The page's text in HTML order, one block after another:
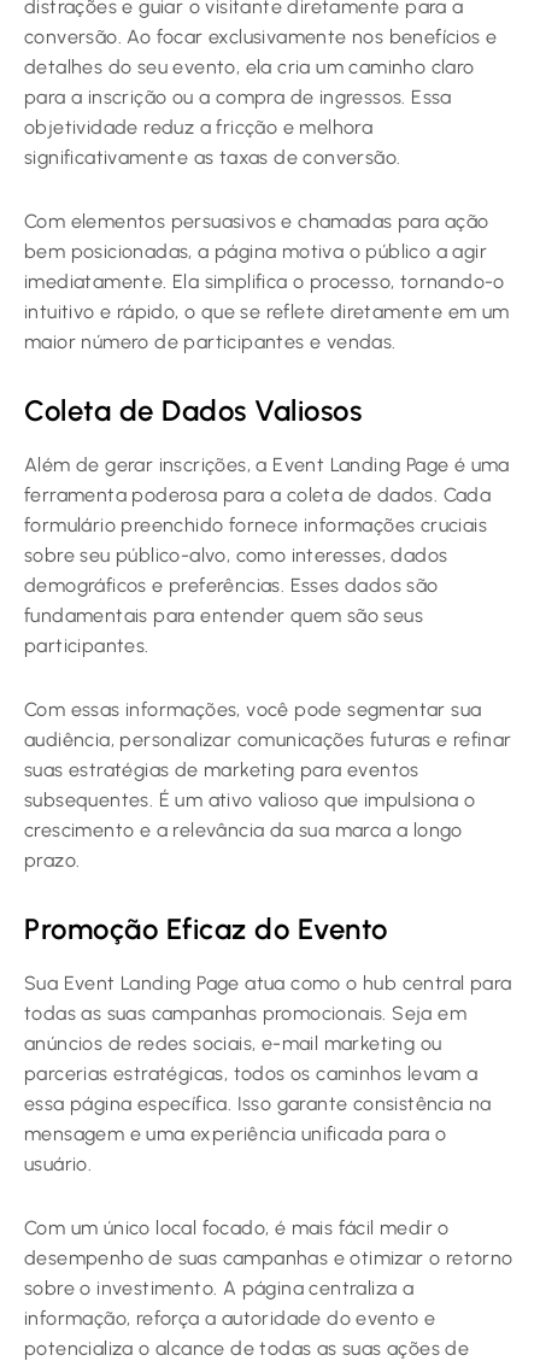
distrações e guiar o visitante diretamente para a
conversão. Ao focar exclusivamente nos benefícios e
detalhes do seu evento, ela cria um caminho claro
para a inscrição ou a compra de ingressos. Essa
objetividade reduz a fricção e melhora
significativamente as taxas de conversão.
Com elementos persuasivos e chamadas para ação
bem posicionadas, a página motiva o público a agir
imediatamente. Ela simplifica o processo, tornando-o
intuitivo e rápido, o que se reflete diretamente em um
maior número de participantes e vendas.
Coleta de Dados Valiosos
Além de gerar inscrições, a Event Landing Page é uma
ferramenta poderosa para a coleta de dados. Cada
formulário preenchido fornece informações cruciais
sobre seu público-alvo, como interesses, dados
demográficos e preferências. Esses dados são
fundamentais para entender quem são seus
participantes.
Com essas informações, você pode segmentar sua
audiência, personalizar comunicações futuras e refinar
suas estratégias de marketing para eventos
subsequentes. É um ativo valioso que impulsiona o
crescimento e a relevância da sua marca a longo
prazo.
Promoção Eficaz do Evento
Sua Event Landing Page atua como o hub central para
todas as suas campanhas promocionais. Seja em
anúncios de redes sociais, e-mail marketing ou
parcerias estratégicas, todos os caminhos levam a
essa página específica. Isso garante consistência na
mensagem e uma experiência unificada para o
usuário.
Com um único local focado, é mais fácil medir o
desempenho de suas campanhas e otimizar o retorno
sobre o investimento. A página centraliza a
informação, reforça a autoridade do evento e
potencializa o alcance de todas as suas ações de